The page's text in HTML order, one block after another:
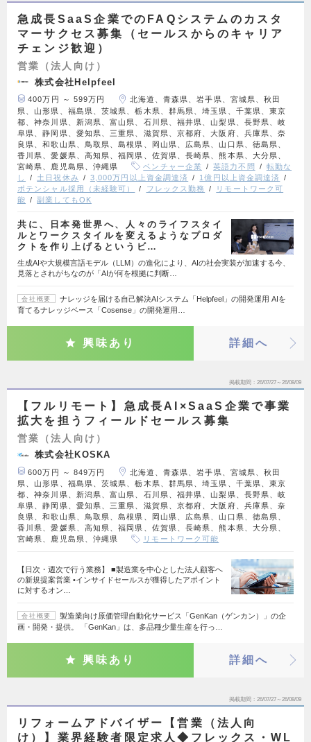
急成長SaaS企業でのFAQシステムのカスタ
マーサクセス募集（セールスからのキャリア
チェンジ歓迎）
営業（法人向け）
株式会社Helpfeel
400万円 ～ 599万円
北海道、青森県、岩手県、宮城県、秋田
県、山形県、福島県、茨城県、栃木県、群馬県、埼玉県、千葉県、東京
都、神奈川県、新潟県、富山県、石川県、福井県、山梨県、長野県、岐
阜県、静岡県、愛知県、三重県、滋賀県、京都府、大阪府、兵庫県、奈
良県、和歌山県、鳥取県、島根県、岡山県、広島県、山口県、徳島県、
香川県、愛媛県、高知県、福岡県、佐賀県、長崎県、熊本県、大分県、
宮崎県、鹿児島県、沖縄県
ベンチャー企業 英語力不問
転勤な
し
土日祝休み 3,000万円以上資金調達済
1億円以上資金調達済
ポテンシャル採用（未経験可）
フレックス勤務
リモートワーク可
能
副業してもOK
共に、日本発世界へ、人々のライフスタイ
ルとワークスタイルを変えるようなプロダ
クトを作り上げるというビ…
生成AIや大規模言語モデル（LLM）の進化により、AIの社会実装が加速する今、
見落とされがちなのが「AIが何を根拠に判断…
会社概要
ナレッジを届ける自己解決AIシステム「Helpfeel」の開発運用 AIを
育てるナレッジベース「Cosense」の開発運用…
興味あり 詳細へ
掲載期間 26/07/27～26/08/09
【フルリモート】急成長AI×SaaS企業で事業
拡大を担うフィールドセールス募集
営業（法人向け）
株式会社KOSKA
600万円 ～ 849万円
北海道、青森県、岩手県、宮城県、秋田
県、山形県、福島県、茨城県、栃木県、群馬県、埼玉県、千葉県、東京
都、神奈川県、新潟県、富山県、石川県、福井県、山梨県、長野県、岐
阜県、静岡県、愛知県、三重県、滋賀県、京都府、大阪府、兵庫県、奈
良県、和歌山県、鳥取県、島根県、岡山県、広島県、山口県、徳島県、
香川県、愛媛県、高知県、福岡県、佐賀県、長崎県、熊本県、大分県、
宮崎県、鹿児島県、沖縄県
リモートワーク可能
【日次・週次で行う業務】 ■製造業を中心とした法人顧客へ
の新規提案営業 •インサイドセールスが獲得したアポイント
に対するオン…
会社概要
製造業向け原価管理自動化サービス「GenKan（ゲンカン）」の企
画・開発・提供。 「GenKan」は、多品種少量生産を行っ…
興味あり 詳細へ
掲載期間 26/07/27～26/08/09
リフォームアドバイザー【営業（法人向
け）】業界経験者限定求人◆フレックス・WL